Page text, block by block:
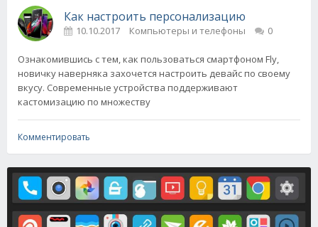
Как настроить персонализацию
10.10.2017 Компьютеры и телефоны 0
Ознакомившись с тем, как пользоваться смартфоном Fly,
новичку наверняка захочется настроить девайс по своему
вкусу. Современные устройства поддерживают
кастомизацию по множеству
Комментировать